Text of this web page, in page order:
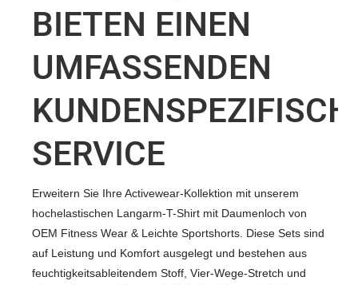
BIETEN EINEN
UMFASSENDEN
SERVICE
Erweitern Sie Ihre Activewear-Kollektion mit unserem
hochelastischen Langarm-T-Shirt mit Daumenloch von
OEM Fitness Wear & Leichte Sportshorts. Diese Sets sind
auf Leistung und Komfort ausgelegt und bestehen aus
feuchtigkeitsableitendem Stoff, Vier-Wege-Stretch und